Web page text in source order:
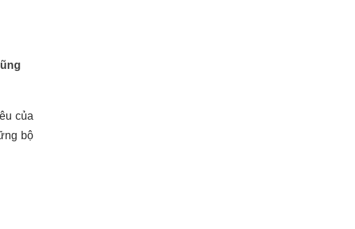
của
bộ